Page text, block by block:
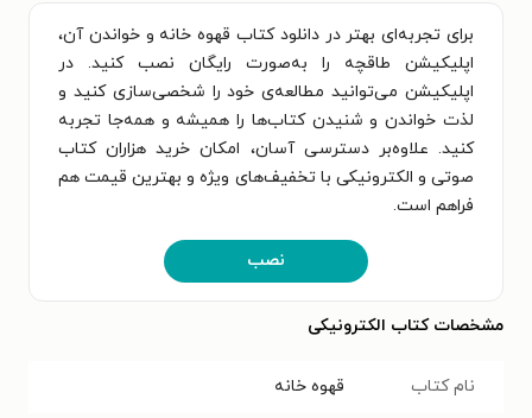
برای تجربه‌ای بهتر در دانلود کتاب قهوه خانه و خواندن آن،
اپلیکیشن طاقچه را به‌صورت رایگان نصب کنید. در
اپلیکیشن می‌توانید مطالعه‌ی خود را شخصی‌سازی کنید و
لذت خواندن و شنیدن کتاب‌ها را همیشه و همه‌جا تجربه
کنید. علاوه‌بر دسترسی آسان، امکان خرید هزاران کتاب
صوتی و الکترونیکی با تخفیف‌های ویژه و بهترین قیمت هم
فراهم است.
نصب
مشخصات کتاب الکترونیکی
نام کتاب قهوه خانه